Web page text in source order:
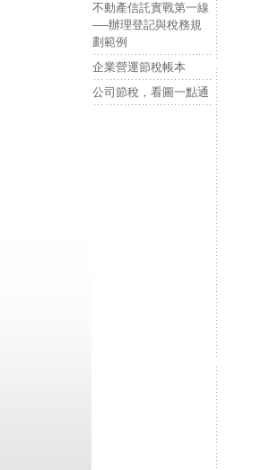
不動產信託實戰第一線
──辦理登記與稅務規
劃範例
企業營運節稅帳本
公司節稅，看圖一點通